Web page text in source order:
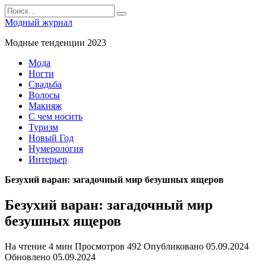
Перейти
к
содержанию
Search
for:
Модный журнал
Модные тенденции 2023
Мода
Ногти
Свадьба
Волосы
Макияж
С чем носить
Туризм
Новый Год
Нумерология
Интерьер
Безухий варан: загадочный мир безушных ящеров
Безухий варан: загадочный мир
безушных ящеров
На чтение 4 мин Просмотров 492 Опубликовано 05.09.2024
Обновлено 05.09.2024